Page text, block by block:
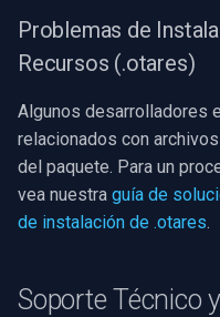
Problemas de
Recursos (.otares)
Algunos desarrolladores
relacionados con archivos
del paquete. Para un
vea nuestra guía de
de instalación de .otares.
Soporte Técnico